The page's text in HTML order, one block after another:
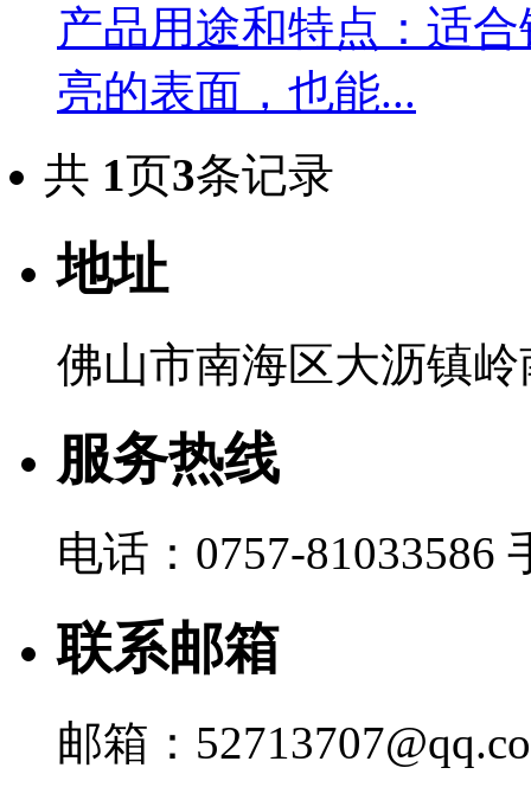
产品用途和特点：适
亮的表面，也能...
共 1页3条记录
地址
佛山市南海区大沥镇
服务热线
电话：0757-81033586
联系邮箱
邮箱：